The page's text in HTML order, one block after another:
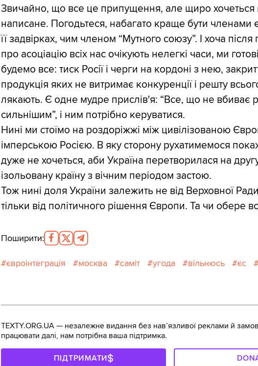
Звичайно, що все це припущення, але щиро хочеться
написане. Погодьтеся, набагато краще бути членами
її задвірках, чим членом “Мутного союзу”. І хоча
про асоціацію всіх нас очікують нелегкі часи, ми
будемо все: тиск Росії і черги на кордоні з нею,
продукція яких не витримає конкуренції і решту
лякають. Є одне мудре прислів'я: “Все, що не вбиває
сильнішим”, і ним потрібно керуватися.
Нині ми стоїмо на роздоріжжі між цивілізованою
імперською Росією. В яку сторону рухатимемося
дуже не хочеться, аби Україна перетворилася на
ізольовану країну з вічним періодом застою.
Тож нині доля України залежить не від Верховної
тільки від політичного рішення Європи. Та чи обере
Поширити:
євроінтеграція москва саміт угода вільнюсь єс
TEXTY.ORG.UA — незалежне видання без навʼязливої реклами й
працювати далі, нам потрібна ваша підтримка.
ПІДТРИМАТИ